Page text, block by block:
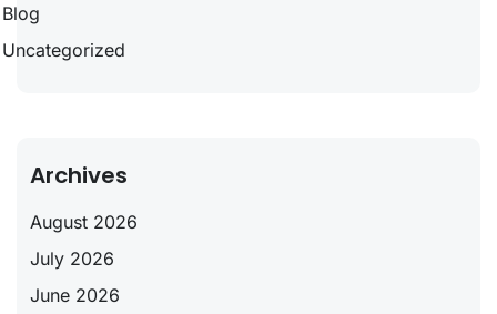
Blog
Uncategorized
Archives
August 2026
July 2026
June 2026